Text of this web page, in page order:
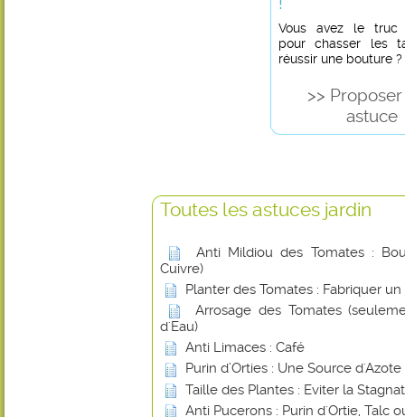
Vous avez le truc
pour chasser les
réussir une bouture ?
>>
astuce
Toutes les astuces jardin
Anti Mildiou des Tomates :
Cuivre)
Planter des Tomates : Fabriquer
Arrosage des Tomates
d'Eau)
Anti Limaces : Café
Purin d’Orties : Une Source
Taille des Plantes : Eviter la
Anti Pucerons : Purin d'Ortie, Talc